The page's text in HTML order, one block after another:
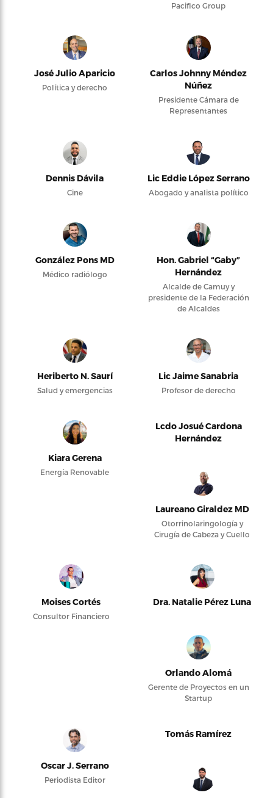
Pacifico Group
José Julio Aparicio
Política y derecho
Carlos Johnny Méndez
Núñez
Presidente Cámara de
Representantes
Dennis Dávila
Cine
Lic Eddie López Serrano
Abogado y analista político
González Pons MD
Médico radiólogo
Hon. Gabriel “Gaby”
Hernández
Alcalde de Camuy y
presidente de la Federación
de Alcaldes
Heriberto N. Saurí
Salud y emergencias
Lic Jaime Sanabria
Profesor de derecho
Kiara Gerena
Energía Renovable
Lcdo Josué Cardona
Hernández
Laureano Giraldez MD
Otorrinolaringología y
Cirugía de Cabeza y Cuello
Moises Cortés
Consultor Financiero
Dra. Natalie Pérez Luna
Orlando Alomá
Gerente de Proyectos en un
Startup
Oscar J. Serrano
Periodista Editor
Tomás Ramírez